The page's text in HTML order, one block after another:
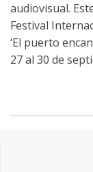
audiovisual.
Festival
‘El puerto
27 al 30 de